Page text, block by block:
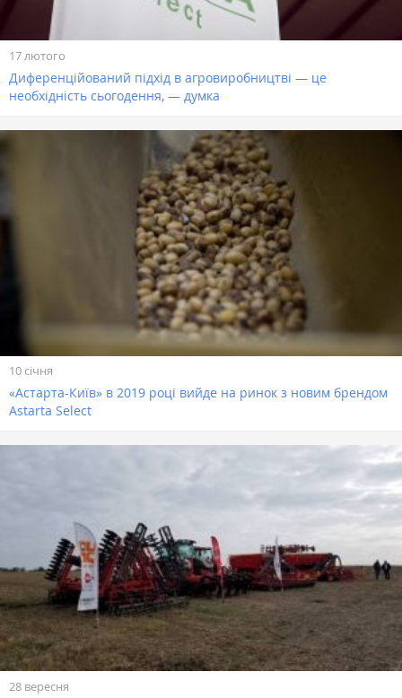
17 лютого
Диференційований підхід в агровиробництві — це
необхідність сьогодення, — думка
10 січня
«Астарта-Київ» в 2019 році вийде на ринок з новим брендом
Astarta Select
28 вересня